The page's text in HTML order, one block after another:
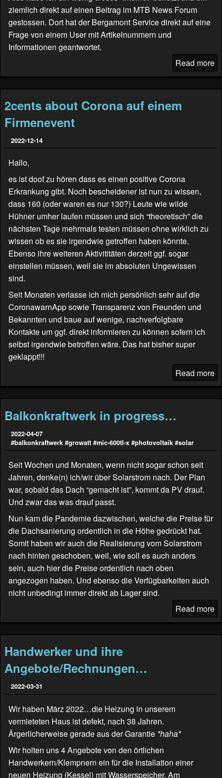
ziemlich direkt auf einen Beitrag im MTB News Forum
gestossen. Dort hat der Bergamont Service direkt auf eine
Frage von einem User mit Artikelnummern und
Informationen geantwortet.
Read more
2cents about Corona auf einem
Firmenevent
2022-12-14
Hallo,
es ist doof zu hören dass es einen positive Corona
Erkrankung gibt. Noch bescheidener ist nun zu wissen,
dass 160 (oder waren es nur 130?) Leute wie wilde
Hühner umher laufen müssen und sich “theoretisch” die
nächsten Tage mehrmals testen müssen ohne wirklich zu
wissen ob es sie irgendwie getroffen haben könnte.
Ebenso ihre weiteren Aktivititäten derzeit ggf. sogar
einstellen müssen, weil sie im absoluten Ungewissen
sind.
Seit Monaten verlasse ich mich persönlich sehr auf die
CoronawarnApp sowie Transparenz von Freunden und
Bekannten und baue auf wenige, nachverfolgbare
Kontakte um ggf. direkt informieren zu können sofern ich
selbst irgendwie betroffen wäre. Das hat bisher super
geklappt!!!
Read more
Balkonkraftwerk in progress…
2022-04-07
#balkonkraftwerk #growatt #mic-600tl-x #photovoltaik #solar
Seit Wochen und Monaten, wenn nicht sogar schon seit
Jahren, denke(n) ich/wir über Solarstrom nach. Der Plan
war, sobald das Dach “gemacht ist”, kommt da PV drauf.
Und zwar das was drauf passt.
Nun kam die Pandemie dazwischen, welche die Preise für
die Dachsanierung ordentlich in die Höhe gedrückt hat.
Somit haben wir auch die Realisierung vom Solarstrom
nach hinten geschoben, weil, wie soll es auch anders
sein, auch hier die Preise ordentlich nach oben
angezogen haben. Und ebenso die Verfügbarkeiten auch
nicht unbedingt immer direkt ab Lager sind.
Read more
Handwerker und ihre
Angebote/Rechnungen…
2022-03-31
Wir haben März 2022…die Heizung in unserem
vermieteten Haus ist defekt, nach 38 Jahren.
Ärgerlicherweise gerade aus der Garantie *haha*
Wir holten uns 4 Angebote von den örtlichen
Handwerkern/Klempnern ein für die Installation einer
neuen Heizung (Kessel) mit Wasserspeicher. Am